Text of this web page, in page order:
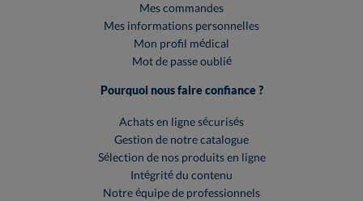
Mes commandes
Mes informations personnelles
Mon profil médical
Mot de passe oublié
Pourquoi nous faire confiance ?
Achats en ligne sécurisés
Gestion de notre catalogue
Sélection de nos produits en ligne
Intégrité du contenu
Notre équipe de professionnels